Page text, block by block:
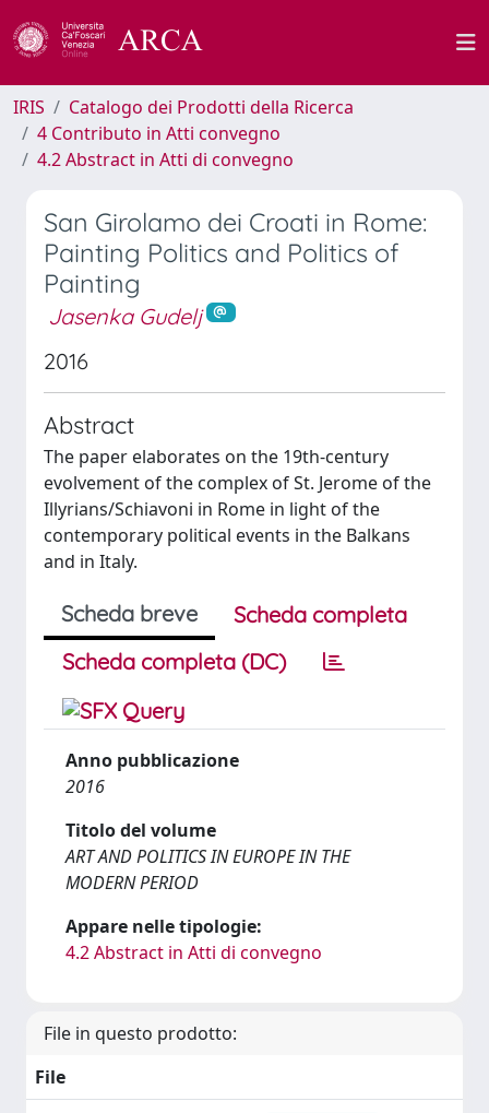
IRIS
Catalogo dei Prodotti della Ricerca
4 Contributo in Atti convegno
4.2 Abstract in Atti di convegno
San Girolamo dei Croati in Rome:
Painting Politics and Politics of
Painting
Jasenka Gudelj
2016
Abstract
The paper elaborates on the 19th-century
evolvement of the complex of St. Jerome of the
Illyrians/Schiavoni in Rome in light of the
contemporary political events in the Balkans
and in Italy.
Scheda breve
Scheda completa
Scheda completa (DC)
Anno pubblicazione
2016
Titolo del volume
ART AND POLITICS IN EUROPE IN THE
MODERN PERIOD
Appare nelle tipologie:
4.2 Abstract in Atti di convegno
File in questo prodotto:
File